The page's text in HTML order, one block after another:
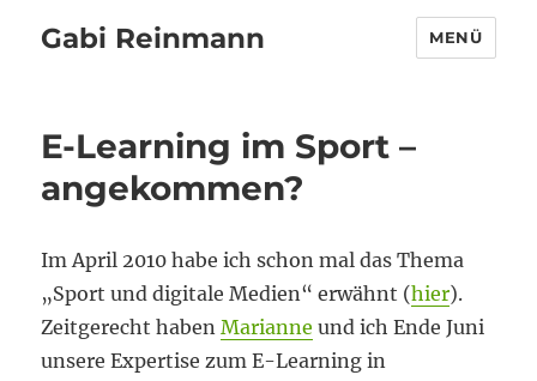
Gabi Reinmann MENÜ
E-Learning im Sport –
angekommen?
Im April 2010 habe ich schon mal das Thema
„Sport und digitale Medien“ erwähnt (hier).
Zeitgerecht habenMarianne und ich Ende Juni
unsere Expertise zum E-Learning in